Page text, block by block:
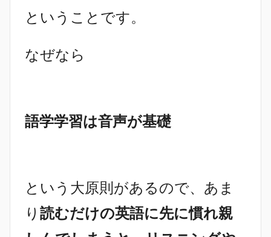
ということです。
なぜなら
語学学習は音声が基礎
という大原則があるので、あま
り 読むだけの英語に先に慣れ親